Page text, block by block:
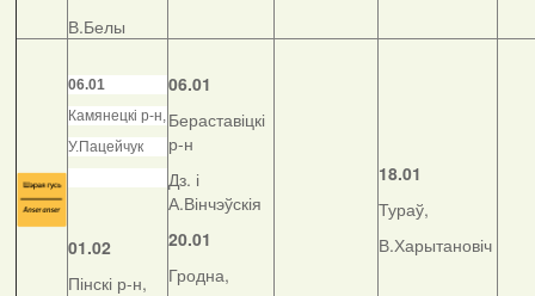
В.Белы
06.01
Камянецкі р-н,
У.Пацейчук
01.02
Пінскі р-н,
06.01
Бераставіцкі
р-н
Дз. і
А.Вінчэўскія
20.01
Гродна,
18.01
Тураў,
В.Харытановіч